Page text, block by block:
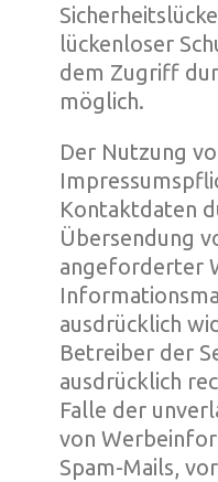
lückenloser
dem Zugriff
möglich.
Der Nutzung
Kontaktdaten
Übersendung
angeforderter
ausdrücklich
Betreiber der
ausdrücklich
Falle der
von
Spam-Mails,